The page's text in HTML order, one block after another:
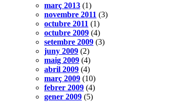
març 2013 (1)
novembre 2011 (3)
octubre 2011 (1)
octubre 2009 (4)
setembre 2009 (3)
juny 2009 (2)
maig 2009 (4)
abril 2009 (4)
març 2009 (10)
febrer 2009 (4)
gener 2009 (5)